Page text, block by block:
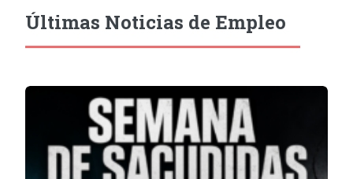
Últimas Noticias de Empleo